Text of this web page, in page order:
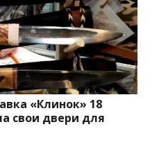
«Клинок» 18
свои двери для